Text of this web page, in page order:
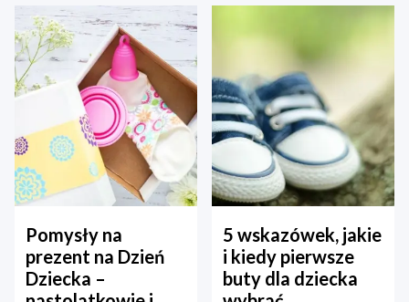
Pomysły na
prezent na Dzień
Dziecka –
5 wskazówek, jakie
i kiedy pierwsze
buty dla dziecka